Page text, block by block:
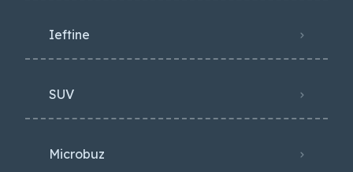
Ieftine
SUV
Microbuz